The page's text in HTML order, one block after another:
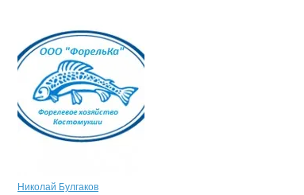
Николай Булгаков